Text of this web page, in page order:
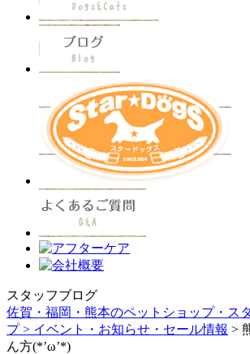
スタッフブログ
佐賀・福岡・熊本のペットショップ・ス
プ > イベント・お知らせ・セール情報 >
ん方(*’ω’*)